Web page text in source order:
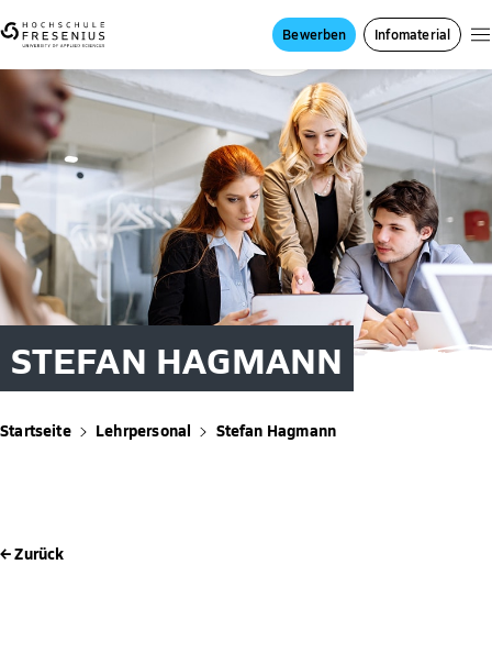
Bewerben Infomaterial
STEFAN HAGMANN
Startseite Lehrpersonal Stefan Hagmann
← Zurück